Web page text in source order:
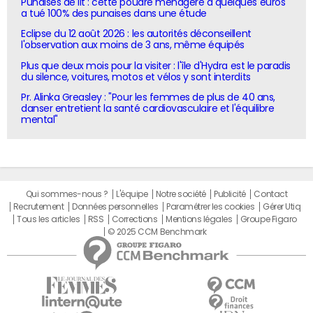
Punaises de lit : cette poudre ménagère à quelques euros
a tué 100% des punaises dans une étude
Eclipse du 12 août 2026 : les autorités déconseillent
l'observation aux moins de 3 ans, même équipés
Plus que deux mois pour la visiter : l'île d'Hydra est le paradis
du silence, voitures, motos et vélos y sont interdits
Pr. Alinka Greasley : "Pour les femmes de plus de 40 ans,
danser entretient la santé cardiovasculaire et l'équilibre
mental"
Qui sommes-nous ? L'équipe Notre société Publicité
Contact
Recrutement
Données personnelles Paramétrer les cookies
Gérer Utiq
Tous les articles
RSS Corrections Mentions légales
Groupe Figaro
© 2025 CCM Benchmark